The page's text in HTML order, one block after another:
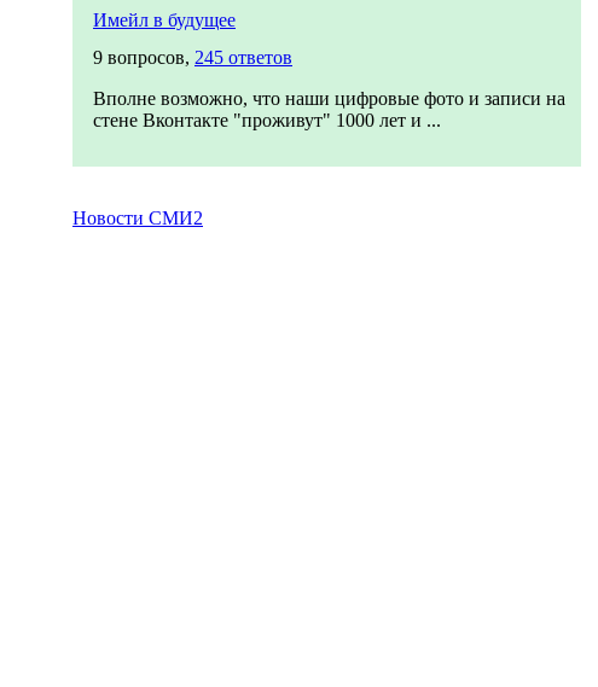
Имейл в будущее
9 вопросов, 245 ответов
Вполне возможно, что наши цифровые фото и записи на
стене Вконтакте "проживут" 1000 лет и ...
Новости СМИ2